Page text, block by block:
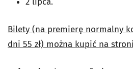
Bilety (na premierę normalny
dni 55 zł) można kupić na